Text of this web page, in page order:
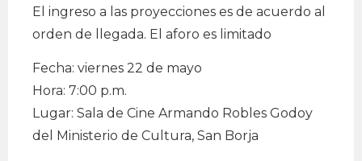
El ingreso a las proyecciones es de acuerdo al
orden de llegada. El aforo es limitado
Fecha: viernes 22 de mayo
Hora: 7:00 p.m.
Lugar: Sala de Cine Armando Robles Godoy
del Ministerio de Cultura, San Borja